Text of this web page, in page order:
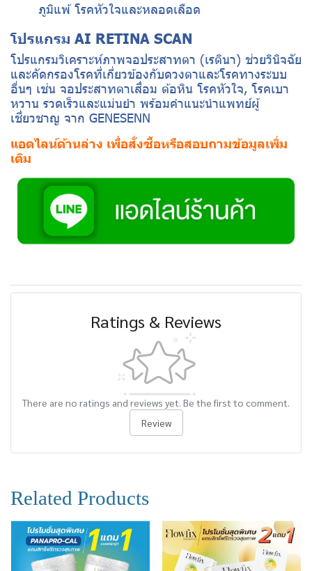
ภูมิแพ้ โรคหัวใจและหลอดเลือด
โปรแกรม AI RETINA SCAN
โปรแกรมวิเคราะห์ภาพจอประสาทตา (เรตินา) ช่วยวินิจฉัย
และคัดกรองโรคที่เกี่ยวข้องกับดวงตาและโรคทางระบบ
อื่นๆ เช่น จอประสาทตาเสื่อม ต้อหิน โรคหัวใจ, โรคเบา
หวาน รวดเร็วและแม่นยำ พร้อมคำแนะนำแพทย์ผู้
เชี่ยวชาญ จาก GENESENN
แอดไลน์ด้านล่าง เพื่อสั่งซื้อหรือสอบถามข้อมูลเพิ่ม
เติม
Ratings & Reviews
There are no ratings and reviews yet. Be the first to comment.
Review
Related Products